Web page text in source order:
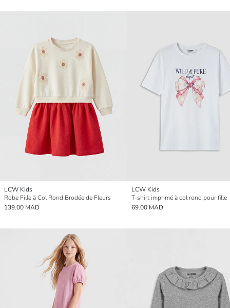
LCW Kids
Robe Fille à Col Rond Brodée de Fleurs
139.00 MAD
LCW Kids
T-shirt imprimé à col rond pour fille
69.00 MAD